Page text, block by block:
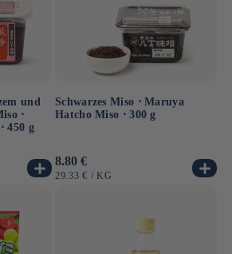
und
⋅
450 g
Schwarzes Miso ⋅ Maruya
Hatcho Miso ⋅ 300 g
Normaler
Preis
8.80 €
GRUNDPREIS
29.33 € / PRO
KG